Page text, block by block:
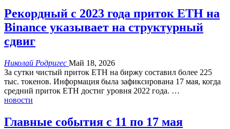
Рекордный с 2023 года приток ETH на
Binance указывает на структурный
сдвиг
Николай Родригес Май 18, 2026
За сутки чистый приток ETH на биржу составил более 225
тыс. токенов. Информация была зафиксирована 17 мая, когда
средний приток ETH достиг уровня 2022 года. …
новости
Главные события с 11 по 17 мая